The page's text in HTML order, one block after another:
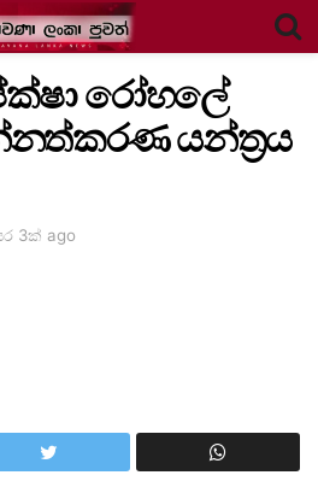
රෝහලේ
යන්ත්‍රය
3ක් ago